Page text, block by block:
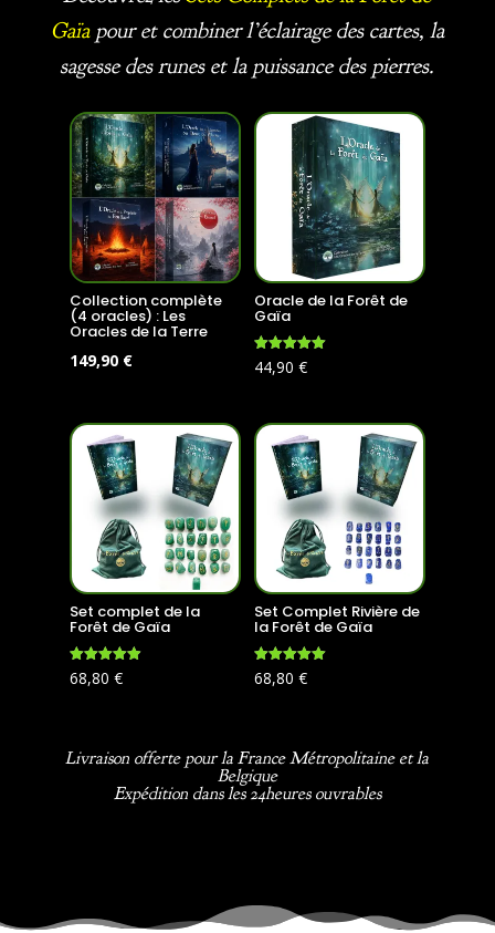
Gaïapour et combiner l’éclairage des cartes, la
sagesse des runes et la puissance des pierres.
Collection complète
(4 oracles) : Les
Oracles de la Terre
Le
était :
179,60 €.
149,90 €Le
est :
149,90 €.
Oracle de la Forêt de
Gaïa
Note
4.99
44,90€
Set complet de la
Forêt de Gaïa
Note
4.96
68,80 €
Set Complet Rivière de
la Forêt de Gaïa
Note
5.00
68,80€
Livraison offerte pour la France Métropolitaine et la
Belgique
Expédition dans les 24heures ouvrables